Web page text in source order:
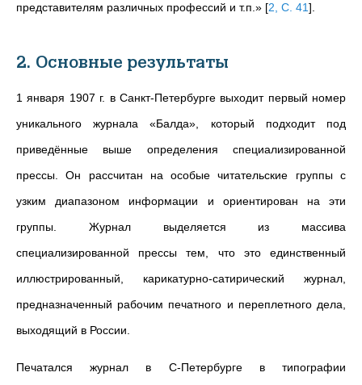
представителям различных профессий и т.п.» [2, С. 41]
2. Основные результаты
1 января 1907 г. в Санкт-Петербурге выходит первый номер
уникального журнала «Балда», который подходит под
приведённые выше определения специализированной
прессы. Он рассчитан на особые читательские группы с
узким диапазоном информации и ориентирован на эти
группы. Журнал выделяется из массива
специализированной прессы тем, что это единственный
иллюстрированный, карикатурно-сатирический журнал,
предназначенный рабочим печатного и переплетного дела,
выходящий в России.
Печатался журнал в С-Петербурге в типографии